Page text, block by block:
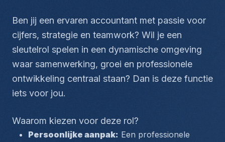
Ben jij een ervaren accountant met passie voor
cijfers, strategie en teamwork? Wil je een
sleutelrol spelen in een dynamische omgeving
waar samenwerking, groei en professionele
ontwikkeling centraal staan? Dan is deze functie
iets voor jou.
Waarom kiezen voor deze rol?
Persoonlijke aanpak: Een professionele